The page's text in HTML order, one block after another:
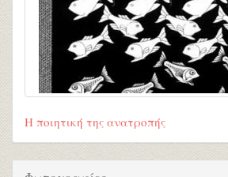
Η ποιητική της ανατροπής